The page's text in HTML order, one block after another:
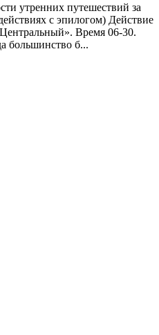
утренних путешествий за
с эпилогом) Действие
Время 06-30.
большинство б...